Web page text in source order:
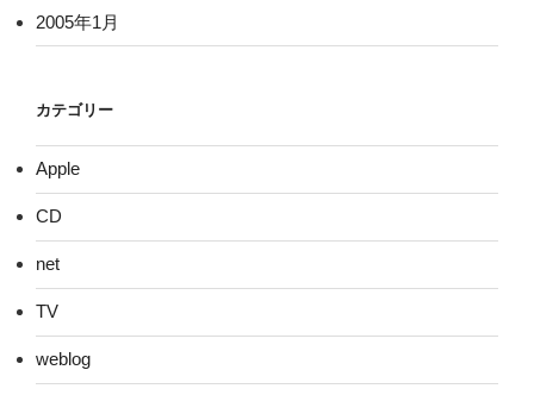
2005年1月
カテゴリー
Apple
CD
net
TV
weblog